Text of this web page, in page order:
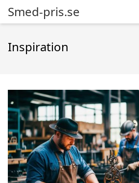
Smed-pris.se
Inspiration